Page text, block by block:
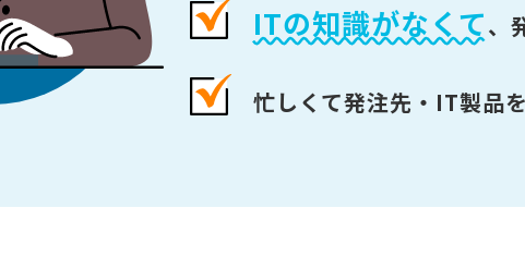
ITの知識がなくて、
忙しくて発注先・IT製品